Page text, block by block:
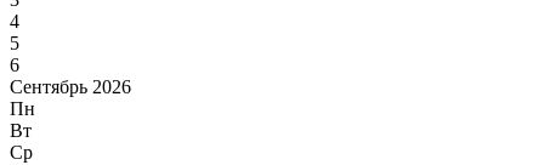
4
5
6
Сентябрь 2026
Пн
Вт
Ср